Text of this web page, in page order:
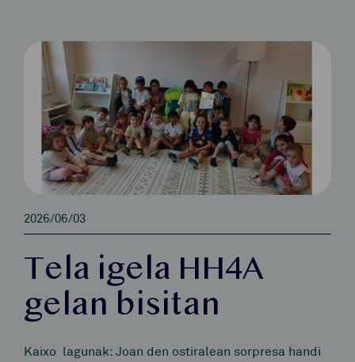
2026/06/03
Tela igela HH4A
gelan bisitan
Kaixo lagunak: Joan den ostiralean sorpresa handi